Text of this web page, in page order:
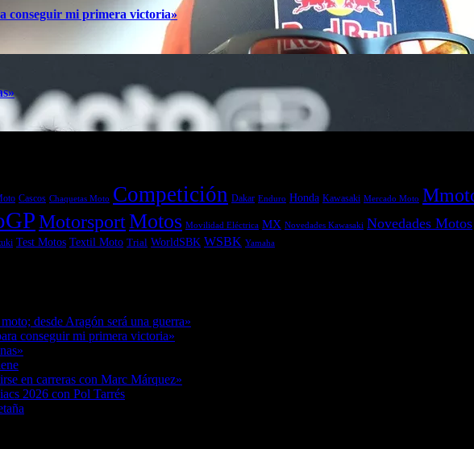
conseguir mi primera victoria»
Cascos Chaquetas Moto Competición Dakar Enduro Honda Kawasaki Mercado Moto
MotorsportMotos Movilidad Eléctrica MX Novedades Kawasaki Novedades Motos
Test Motos Textil Moto Trial WorldSBK WSBK Yamaha
desde Aragón será una guerra»
conseguir mi primera victoria»
en carreras con Marc Márquez»
2026 con Pol Tarrés